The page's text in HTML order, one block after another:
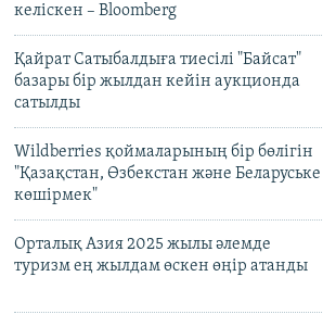
келіскен – Bloomberg
Қайрат Сатыбалдыға тиесілі "Байсат"
базары бір жылдан кейін аукционда
сатылды
Wildberries қоймаларының бір бөлігін
"Қазақстан, Өзбекстан және Беларуське
көшірмек"
Орталық Азия 2025 жылы әлемде
туризм ең жылдам өскен өңір атанды